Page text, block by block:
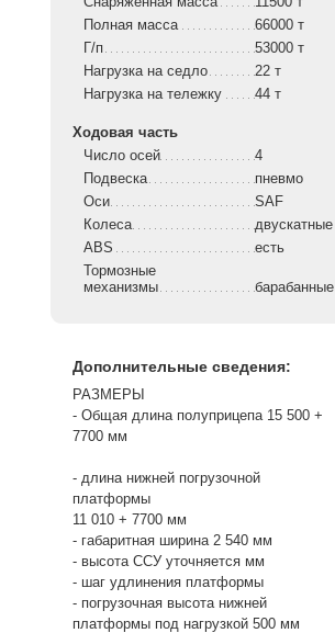
Полная масса
66000 т
Г/п
53000 т
Нагрузка на седло
22 т
Нагрузка на тележку
44 т
Ходовая часть
Число осей
4
Подвеска
пневмо
Оси
SAF
Колеса
двускатные
ABS
есть
Тормозные
механизмы
барабанные
Дополнительные сведения:
РАЗМЕРЫ
- Общая длина полуприцепа 15 500 +
7700 мм
- длина нижней погрузочной
платформы
11 010 + 7700 мм
- габаритная ширина 2 540 мм
- высота ССУ уточняется мм
- шаг удлинения платформы
- погрузочная высота нижней
платформы под нагрузкой 500 мм